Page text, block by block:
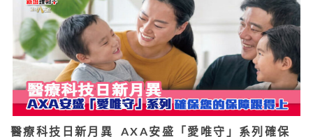
醫療科技日新月異 AXA安盛「愛唯守」系列確保